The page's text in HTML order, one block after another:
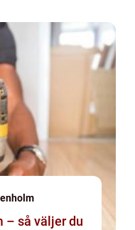
– så väljer du